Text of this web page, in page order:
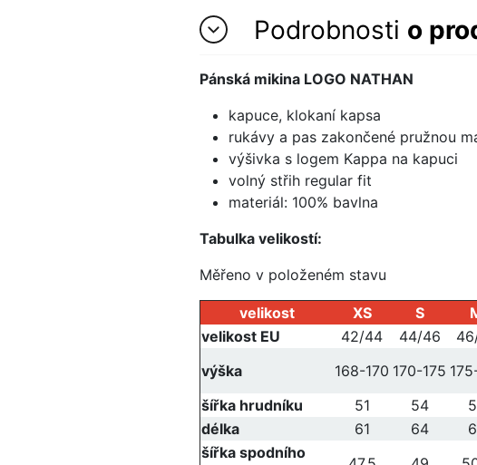
Podrobnosti o
Pánská mikina LOGO NATHAN
kapuce, klokaní kapsa
rukávy a pas zakončené pružnou
výšivka s logem Kappa na kapuci
volný střih regular fit
materiál: 100% bavlna
Tabulka velikostí:
Měřeno v položeném stavu
velikost XS S
velikost EU
42/44 44/46
výška
168-170 170-175
šířka hrudníku
51 54
délka
61 64
šířka spodního